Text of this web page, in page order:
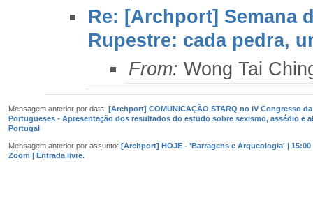
Re: [Archport] Semana
Rupestre: cada pedra,
From: Wong Tai
Mensagem anterior por data: [Archport] COMUNICAÇÃO STARQ no IV Congresso
Portugueses - Apresentação dos resultados do estudo sobre sexismo, assédio e
Portugal
Mensagem anterior por assunto: [Archport] HOJE - 'Barragens e Arqueologia' |
Zoom | Entrada livre.